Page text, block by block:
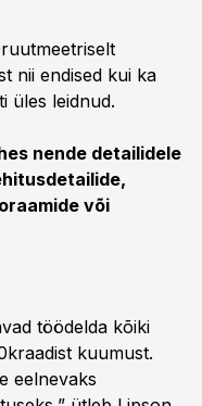
nii endised kui ka
üles leidnud.
nende detailidele
või
töödelda kõiki
kuumust.
eelnevaks